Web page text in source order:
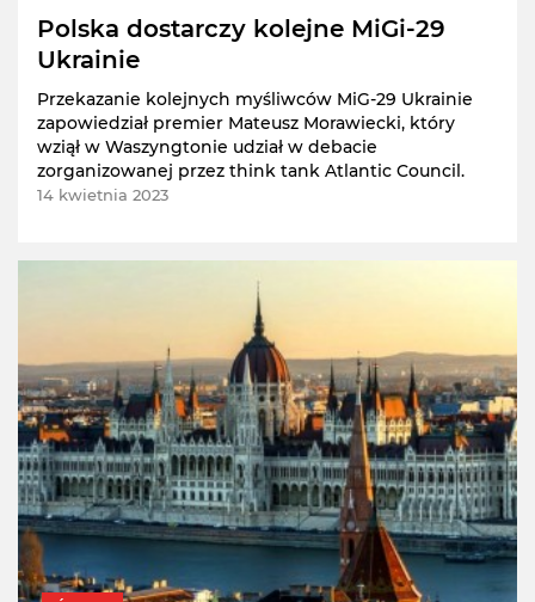
Polska dostarczy kolejne MiGi-29
Ukrainie
Przekazanie kolejnych myśliwców MiG-29 Ukrainie
zapowiedział premier Mateusz Morawiecki, który
wziął w Waszyngtonie udział w debacie
zorganizowanej przez think tank Atlantic Council.
14 kwietnia 2023